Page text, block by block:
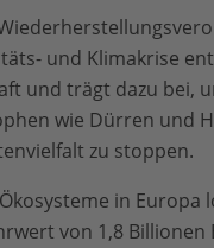
und Klimakrise
und trägt dazu bei,
wie Dürren und
zu stoppen.
in
von 1,8